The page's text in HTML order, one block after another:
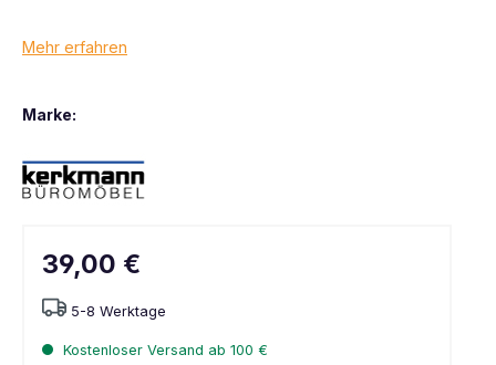
Mehr erfahren
Marke:
39,00 €
5-8 Werktage
Kostenloser Versand ab 100 €